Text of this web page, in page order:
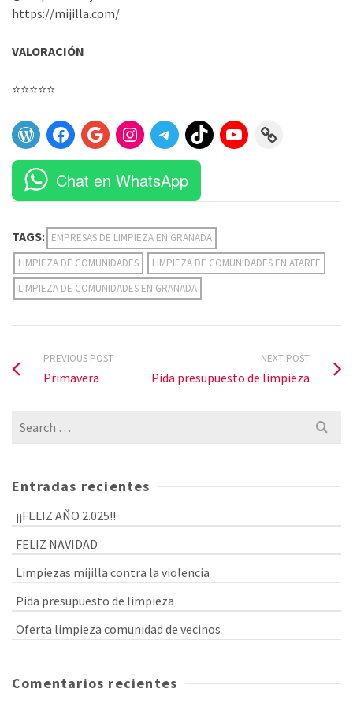
https://mijilla.com/
VALORACIÓN
⭐⭐⭐⭐⭐
Puntuación:
5
de
Chat en WhatsApp
TAGS: EMPRESAS DE LIMPIEZA EN GRANADA
LIMPIEZA DE COMUNIDADES
LIMPIEZA DE COMUNIDADES EN ATARFE
LIMPIEZA DE COMUNIDADES EN GRANADA
PREVIOUS POST
Primavera
NEXT POST
Pida presupuesto de limpieza
Search
Entradas recientes
¡¡FELIZ AÑO 2.025!!
FELIZ NAVIDAD
Limpiezas mijilla contra la violencia
Pida presupuesto de limpieza
Oferta limpieza comunidad de vecinos
Comentarios recientes